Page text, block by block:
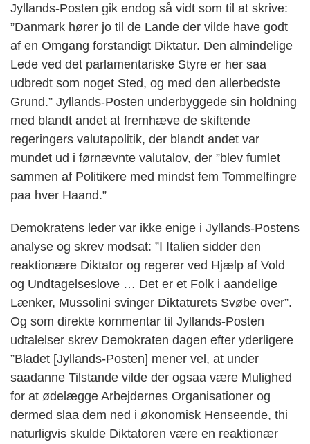
Jyllands-Posten gik endog så vidt som til at skrive:
”Danmark hører jo til de Lande der vilde have godt
af en Omgang forstandigt Diktatur. Den almindelige
Lede ved det parlamentariske Styre er her saa
udbredt som noget Sted, og med den allerbedste
Grund.” Jyllands-Posten underbyggede sin holdning
med blandt andet at fremhæve de skiftende
regeringers valutapolitik, der blandt andet var
mundet ud i førnævnte valutalov, der ”blev fumlet
sammen af Politikere med mindst fem Tommelfingre
paa hver Haand.”
Demokratens leder var ikke enige i Jyllands-Postens
analyse og skrev modsat: ”I Italien sidder den
reaktionære Diktator og regerer ved Hjælp af Vold
og Undtagelseslove … Det er et Folk i aandelige
Lænker, Mussolini svinger Diktaturets Svøbe over”.
Og som direkte kommentar til Jyllands-Posten
udtalelser skrev Demokraten dagen efter yderligere
”Bladet [Jyllands-Posten] mener vel, at under
saadanne Tilstande vilde der ogsaa være Mulighed
for at ødelægge Arbejdernes Organisationer og
dermed slaa dem ned i økonomisk Henseende, thi
naturligvis skulde Diktatoren være en reaktionær